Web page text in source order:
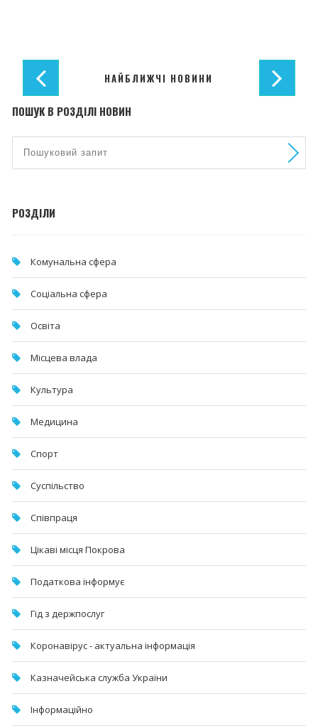
НАЙБЛИЖЧІ НОВИНИ
ПОШУК В РОЗДІЛІ НОВИН
РОЗДІЛИ
Комунальна cфера
Соціальна сфера
Освіта
Місцева влада
Культура
Медицина
Спорт
Суспільство
Співпраця
Цікаві місця Покрова
Податкова інформує
Гід з держпослуг
Коронавірус - актуальна інформація
Казначейська служба України
Інформаційно